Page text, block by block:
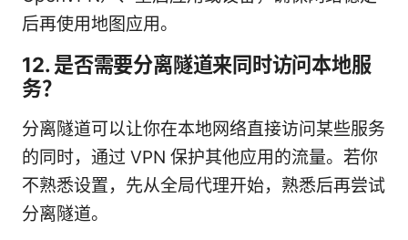
后再使用地图应用。
12. 是否需要分离隧道来同时访问本地服
务？
分离隧道可以让你在本地网络直接访问某些服务
的同时，通过 VPN 保护其他应用的流量。若你
不熟悉设置，先从全局代理开始，熟悉后再尝试
分离隧道。